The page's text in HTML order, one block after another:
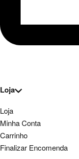
Loja
Loja
Minha Conta
Carrinho
Finalizar Encomenda